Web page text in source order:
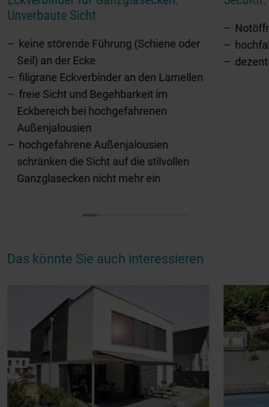
Unverbaute Sicht
keine störende Führung (Schiene oder
Seil) an der Ecke
filigrane Eckverbinder an den Lamellen
freie Sicht und Begehbarkeit im
Eckbereich bei hochgefahrenen
Außenjalousien
hochgefahrene Außenjalousien
schränken die Sicht auf die stilvollen
Ganzglasecken nicht mehr ein
Das könnte Sie auch interessieren